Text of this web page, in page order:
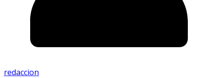
redaccion